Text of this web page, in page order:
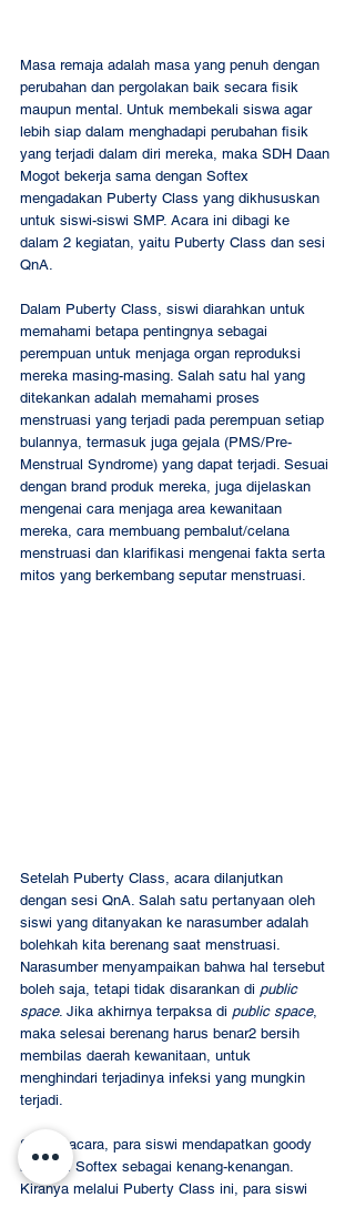
Masa remaja adalah masa yang penuh dengan
perubahan dan pergolakan baik secara fisik
maupun mental. Untuk membekali siswa agar
lebih siap dalam menghadapi perubahan fisik
yang terjadi dalam diri mereka, maka SDH Daan
Mogot bekerja sama dengan Softex
mengadakan Puberty Class yang dikhususkan
untuk siswi-siswi SMP. Acara ini dibagi ke
dalam 2 kegiatan, yaitu Puberty Class dan sesi
QnA.
Dalam Puberty Class, siswi diarahkan untuk
memahami betapa pentingnya sebagai
perempuan untuk menjaga organ reproduksi
mereka masing-masing. Salah satu hal yang
ditekankan adalah memahami proses
menstruasi yang terjadi pada perempuan setiap
bulannya, termasuk juga gejala (PMS/Pre-
Menstrual Syndrome) yang dapat terjadi. Sesuai
dengan brand produk mereka, juga dijelaskan
mengenai cara menjaga area kewanitaan
mereka, cara membuang pembalut/celana
menstruasi dan klarifikasi mengenai fakta serta
mitos yang berkembang seputar menstruasi.
Setelah Puberty Class, acara dilanjutkan
dengan sesi QnA. Salah satu pertanyaan oleh
siswi yang ditanyakan ke narasumber adalah
bolehkah kita berenang saat menstruasi.
Narasumber menyampaikan bahwa hal tersebut
boleh saja, tetapi tidak disarankan di public
space. Jika akhirnya terpaksa di public space,
maka selesai berenang harus benar2 bersih
membilas daerah kewanitaan, untuk
menghindari terjadinya infeksi yang mungkin
terjadi.
Seusai acara, para siswi mendapatkan goody
bag dari Softex sebagai kenang-kenangan.
Kiranya melalui Puberty Class ini, para siswi